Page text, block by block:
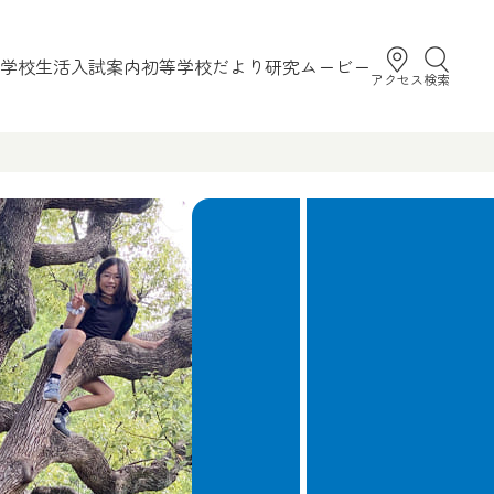
学校生活入試案内初等学校だより研究ムービーアクセス検索